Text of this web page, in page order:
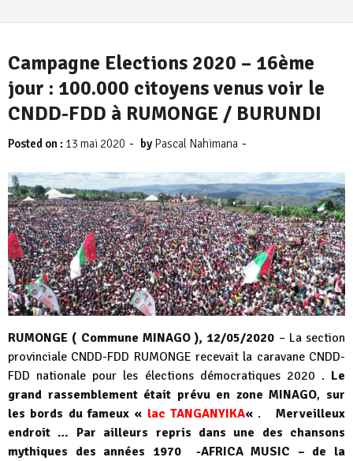
Campagne Elections 2020 – 16ème
jour : 100.000 citoyens venus voir le
CNDD-FDD à RUMONGE / BURUNDI
Posted on : 13 mai 2020 - by Pascal Nahimana -
RUMONGE ( Commune MINAGO ), 12/05/2020 – La section
provinciale CNDD-FDD RUMONGE recevait la caravane CNDD-
FDD nationale pour les élections démocratiques 2020 .Le
grand rassemblement était prévu en zone MINAGO, sur
les bords du fameux « lac TANGANYIKA« .Merveilleux
endroit … Par ailleurs repris dans une des chansons
mythiques des années 1970 -AFRICA MUSIC – de la